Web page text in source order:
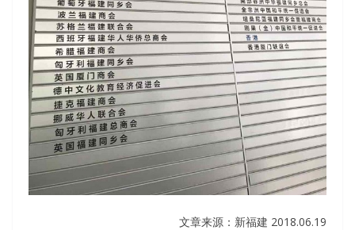
文章来源：新福建 2018.06.19